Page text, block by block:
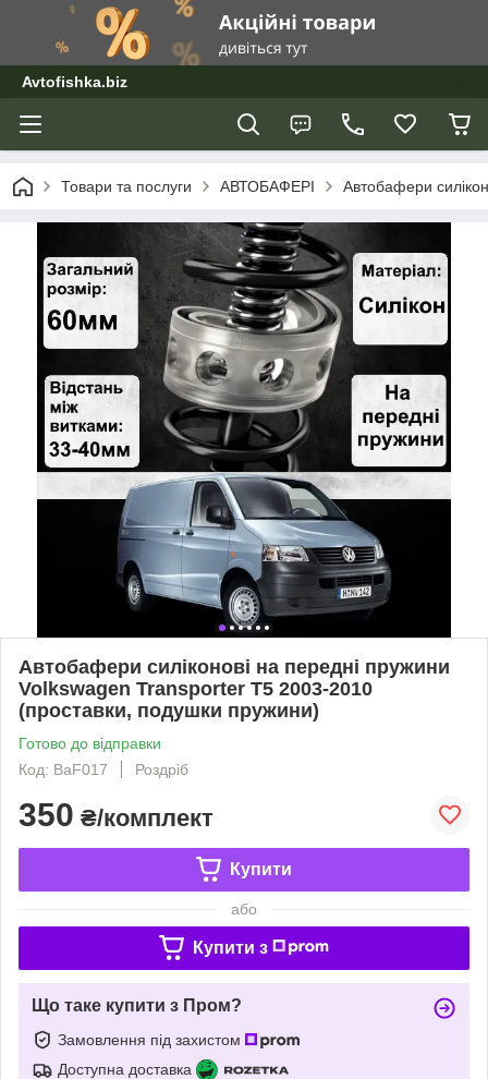
Avtofishka.biz
Товари та послуги АВТОБАФЕРІ Автобафери
Автобафери силіконові на передні пружини
Volkswagen Transporter T5 2003-2010
(проставки, подушки пружини)
Готово до відправки
Код: BaF017
Роздріб
350 ₴/комплект
Купити
або
Купити з
Що таке купити з Пром?
Замовлення під захистом
Доступна доставка